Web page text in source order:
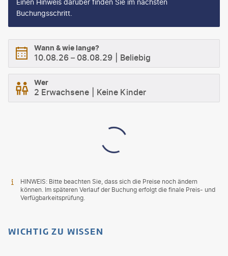
Buchungsschritt.
Wann & wie lange?
10.08.26 – 08.08.29 Beliebig
Wer
2 Erwachsene Keine Kinder
HINWEIS: Bitte beachten Sie, dass sich die Preise noch ändern
können. Im späteren Verlauf der Buchung erfolgt die finale Preis- und
Verfügbarkeitsprüfung.
WICHTIG ZU WISSEN